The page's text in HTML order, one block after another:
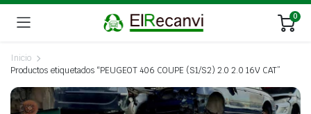
0
Inicio
Productos etiquetados “PEUGEOT 406 COUPE (S1/S2) 2.0 2.0 16V CAT”